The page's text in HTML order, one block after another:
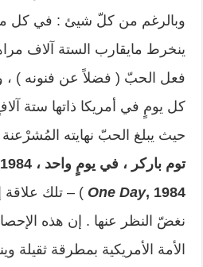
وبالرغم من كلّ شيئ : في كل
ينخرط مايقارب الستة آلاف
فعل الحبّ ( فضلاً عن فنونه ) ،
كل يومٍ في أمريكا ذاتها ستة
حيث يبلغ الحبّ نهايته
توم باركر ، في يومٍ واحد ، 1984
One Day, 1984
) – تلك علاقة
نغضّ النظر عنها . إن هذه
الأمة الأمريكية بمطرقة ثقيلة